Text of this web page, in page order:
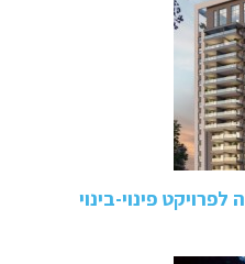
פינוי-בינוי